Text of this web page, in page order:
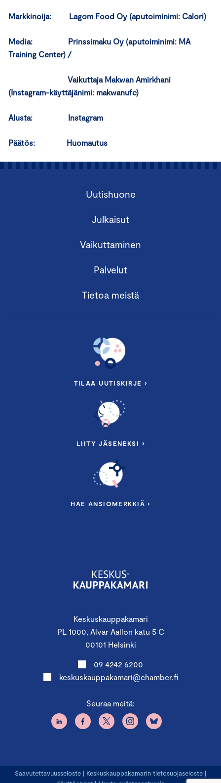
Markkinoija: Lagom Food Oy (aputoiminimi: Calori)
Media: Prinssimaku Oy (aputoiminimi: MA
Training Center) /
Vaikuttaja Makwan Amirkhani
(Instagram-käyttäjänimi: makwanufc)
Alusta: Instagram
Päätös: Huomautus
Keskuskauppakamari
PL 1000, Alvar Aallon katu 5 C
00101 Helsinki
09 4242 6200
keskuskauppakamari@chamber.fi
Seuraa meitä:
Uutishuone
Julkaisut
Vaikuttaminen
Palvelut
Tietoa meistä
TILAA UUTISKIRJE ›
LIITY JÄSENEKSI ›
HAE ANSIOMERKKIÄ ›
Saavutettavuusseloste | Keskuskauppakamarin tietosuojaseloste |